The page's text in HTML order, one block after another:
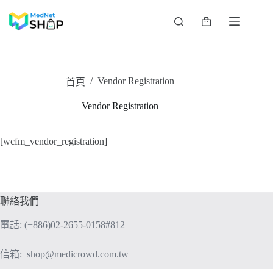
購
首頁 / Vendor Registration
Vendor Registration
[wcfm_vendor_registration]
聯絡我們
電話: (+886)02-2655-0158#812
信箱: shop@medicrowd.com.tw